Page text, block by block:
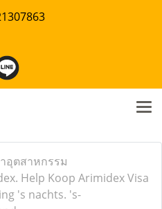
อุตสาหกรรม
Help Koop Arimidex Visa
's nachts. 's-